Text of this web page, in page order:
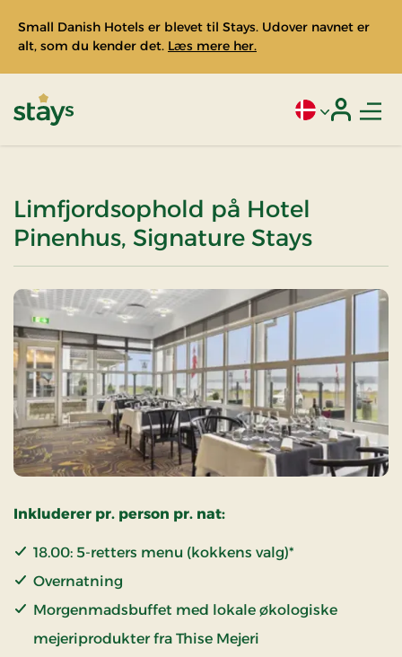
Small Danish Hotels er blevet til Stays. Udover navnet er
alt, som du kender det. Læs mere her.
Aktivt sprog:
Limfjordsophold på Hotel
Pinenhus, Signature Stays
Inkluderer pr. person pr. nat:
18.00: 5-retters menu (kokkens valg)*
Overnatning
Morgenmadsbuffet med lokale økologiske
mejeriprodukter fra Thise Mejeri